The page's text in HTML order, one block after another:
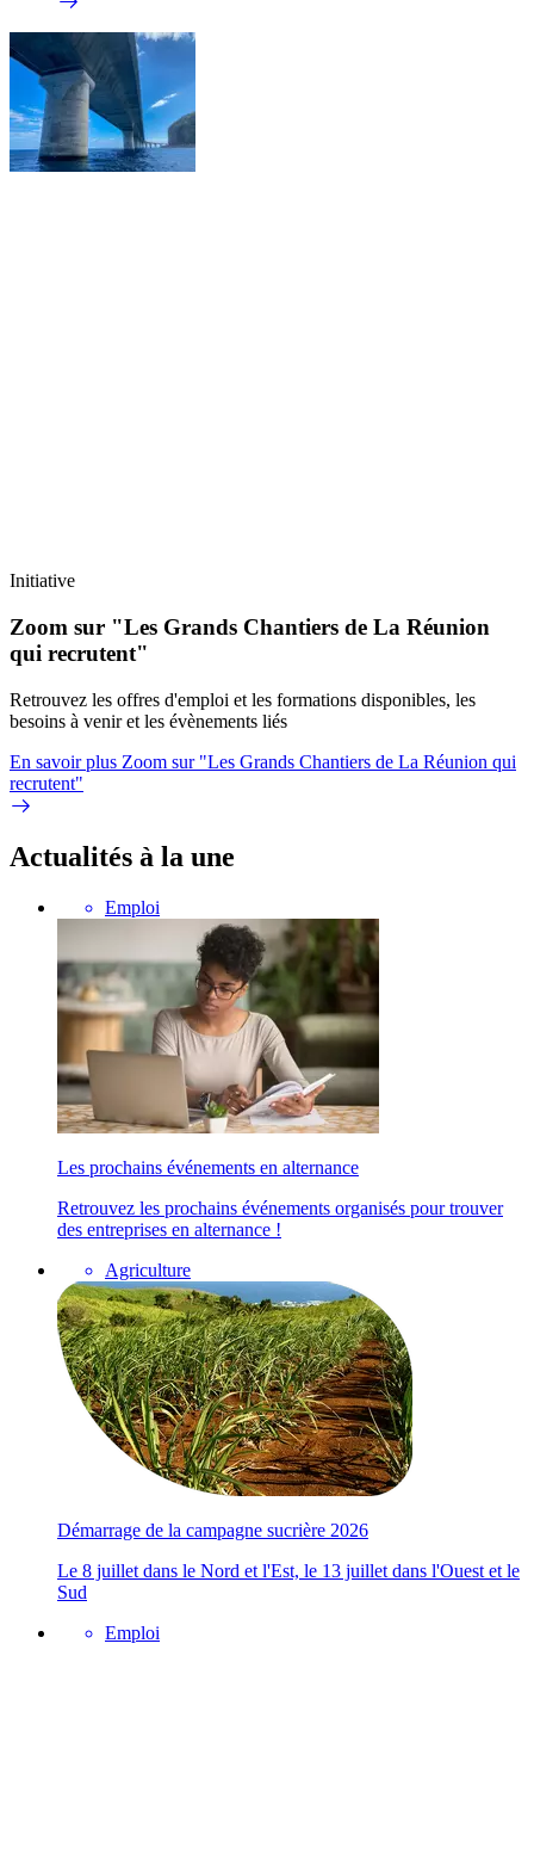
Initiative
Zoom sur "Les Grands Chantiers de La Réunion
qui recrutent"
Retrouvez les offres d'emploi et les formations disponibles, les
besoins à venir et les évènements liés
En savoir plus Zoom sur "Les Grands Chantiers de La Réunion qui
recrutent"
Actualités à la une
Emploi
Les prochains événements en alternance
Retrouvez les prochains événements organisés pour trouver
des entreprises en alternance !
Agriculture
Démarrage de la campagne sucrière 2026
Le 8 juillet dans le Nord et l'Est, le 13 juillet dans l'Ouest et le
Sud
Emploi